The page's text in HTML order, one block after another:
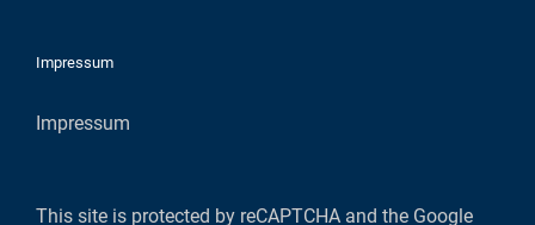
Impressum
Impressum
This site is protected by reCAPTCHA and the Google